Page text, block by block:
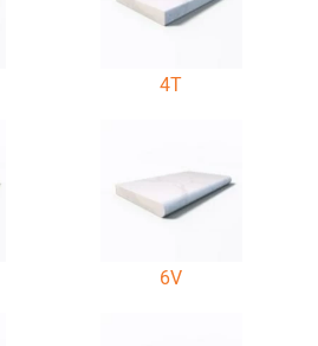
4T
6V